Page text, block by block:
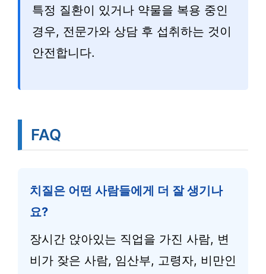
특정 질환이 있거나 약물을 복용 중인
경우, 전문가와 상담 후 섭취하는 것이
안전합니다.
FAQ
치질은 어떤 사람들에게 더 잘 생기나
요?
장시간 앉아있는 직업을 가진 사람, 변
비가 잦은 사람, 임산부, 고령자, 비만인